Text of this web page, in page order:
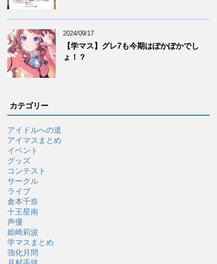
2024/09/17
【学マス】グレ7も今期はぽかぽかでし
ょ！？
カテゴリー
アイドルへの道
アイマスまとめ
イベント
グッズ
コンテスト
サークル
ライブ
倉本千奈
十王星南
声優
姫崎莉波
学マスまとめ
強化月間